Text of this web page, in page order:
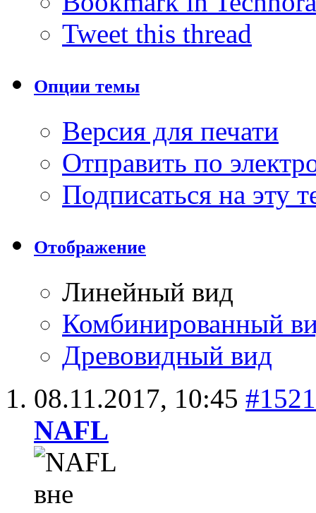
Tweet this thread
Опции темы
Версия для печати
Отправить по
Подписаться на эту
Отображение
Линейный вид
Комбинированный
Древовидный вид
08.11.2017, 10:45 #1521
NAFL